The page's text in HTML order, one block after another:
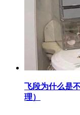
飞段为什么是
理）